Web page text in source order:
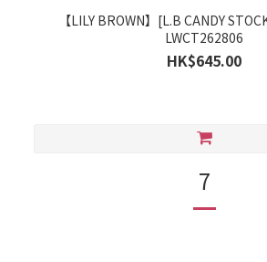
【LILY BROWN】[L.B CANDY
LWCT262806
HK$645.00
7